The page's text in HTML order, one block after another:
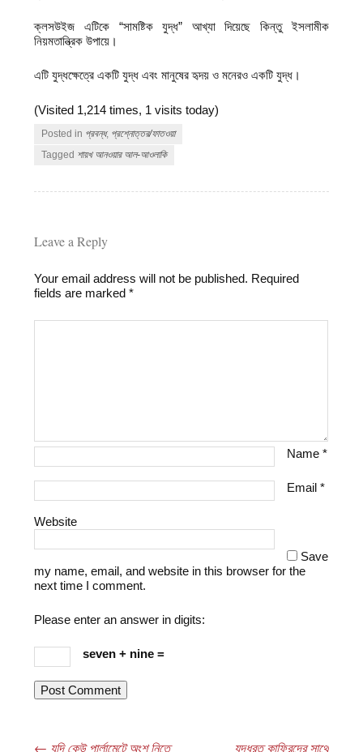
ক্লসউইজ এটিকে “সামষ্টিক যুদ্ধ” আখ্যা দিয়েছে কিন্তু ইসলামীক
নিয়মতান্ত্রিক উপায়ে।
এটি যুদ্ধক্ষেত্রে একটি যুদ্ধ এবং মানুষের হৃদয় ও মনেরও একটি যুদ্ধ।
(Visited 1,214 times, 1 visits today)
Posted in প্রবন্ধ, প্রশ্নোত্তর/ফাতওয়া
Tagged শায়খ আনওয়ার আল-আওলাকি
Leave a Reply
Your email address will not be published. Required
fields are marked*
Name*
Email*
Website
Save
my name, email, and website in this browser for the
next time I comment.
Please enter an answer in digits:
seven + nine =
← যদি কেউ পার্লামেন্টে অংশ নিতে
যুদ্ধরত কাফিরদের সাথে